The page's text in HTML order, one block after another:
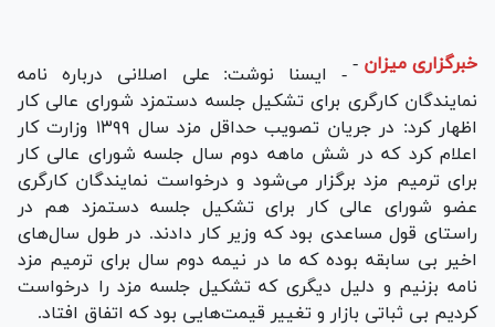
خبرگزاری میزان - - ایسنا نوشت: علی اصلانی درباره نامه
نمایندگان کارگری برای تشکیل جلسه دستمزد شورای عالی کار
اظهار کرد: در جریان تصویب حداقل مزد سال ۱۳۹۹ وزارت کار
اعلام کرد که در شش ماهه دوم سال جلسه شورای عالی کار
برای ترمیم مزد برگزار می‌شود و درخواست نمایندگان کارگری
عضو شورای عالی کار برای تشکیل جلسه دستمزد هم در
راستای قول مساعدی بود که وزیر کار دادند. در طول سال‌های
اخیر بی سابقه بوده که ما در نیمه دوم سال برای ترمیم مزد
نامه بزنیم و دلیل دیگری که تشکیل جلسه مزد را درخواست
کردیم بی ثباتی بازار و تغییر قیمت‌هایی بود که اتفاق افتاد.